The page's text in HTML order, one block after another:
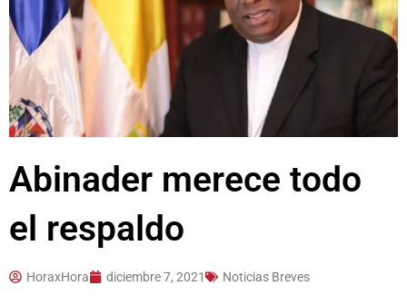
Abinader merece todo
el respaldo
HoraxHora diciembre 7, 2021 Noticias Breves